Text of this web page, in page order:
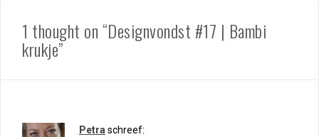
1 thought on “Designvondst #17 | Bambi
krukje”
Petra schreef: